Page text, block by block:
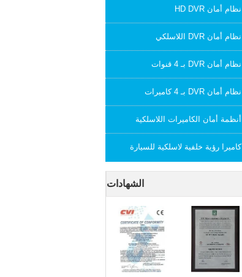
نظام أمان HD DVR
نظام أمان DVR اللاسلكي
نظام أمان DVR بـ 4 قنوات
نظام أمان DVR بـ 4 كاميرات
أنظمة أمان الكاميرات اللاسلكية
كاميرا رؤية خلفية لاسلكية للسيارة
الشهادات